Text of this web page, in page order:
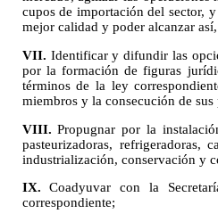
cupos de importación del sector,
mejor calidad y poder alcanzar
VII. Identificar y difundir las
por la formación de figuras
términos de la ley
miembros y la consecución de
VIII. Propugnar por la
pasteurizadoras, refrigeradoras,
industrialización, conservación y
IX. Coadyuvar con la
correspondiente;